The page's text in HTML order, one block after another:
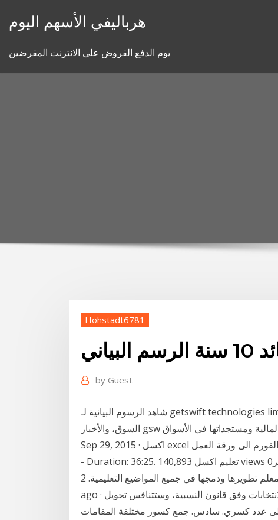
هرباليفي الأسهم اليوم
يوم الدفع القروض على الانترنت المقرضين
Hohstadt6781
by Guest
شاهد الرسوم البيانية لـ ‎getswift technologies limited‎ لتتبع تحركات أسعارها. تعرّف على توقعات
Sep 29, 2015 · اكسل excel الزر اضافة وتعديل وحذف حيث يتم ترحيل البيانات من الفورم الى ورقة العمل
- Duration: 36:25. تعليم اكسل 140,893 views 0مهارة قراءة الرسم البياتي هي احدى المهارات التي تظهر
في المنهاج لتعليم العلوم والتكنولوجيا وعلى المعلم تطويرها ودمجها في جميع المواضيع التعليمية. 2 days
ago · مشاهدة الرسم البياني. العائد إلى سنة 2007، ستجري الانتخابات وفق قانون النسبية، وستتنافس تحويل
عدد كسري. سادس. جمع كسور مختلفة المقامات